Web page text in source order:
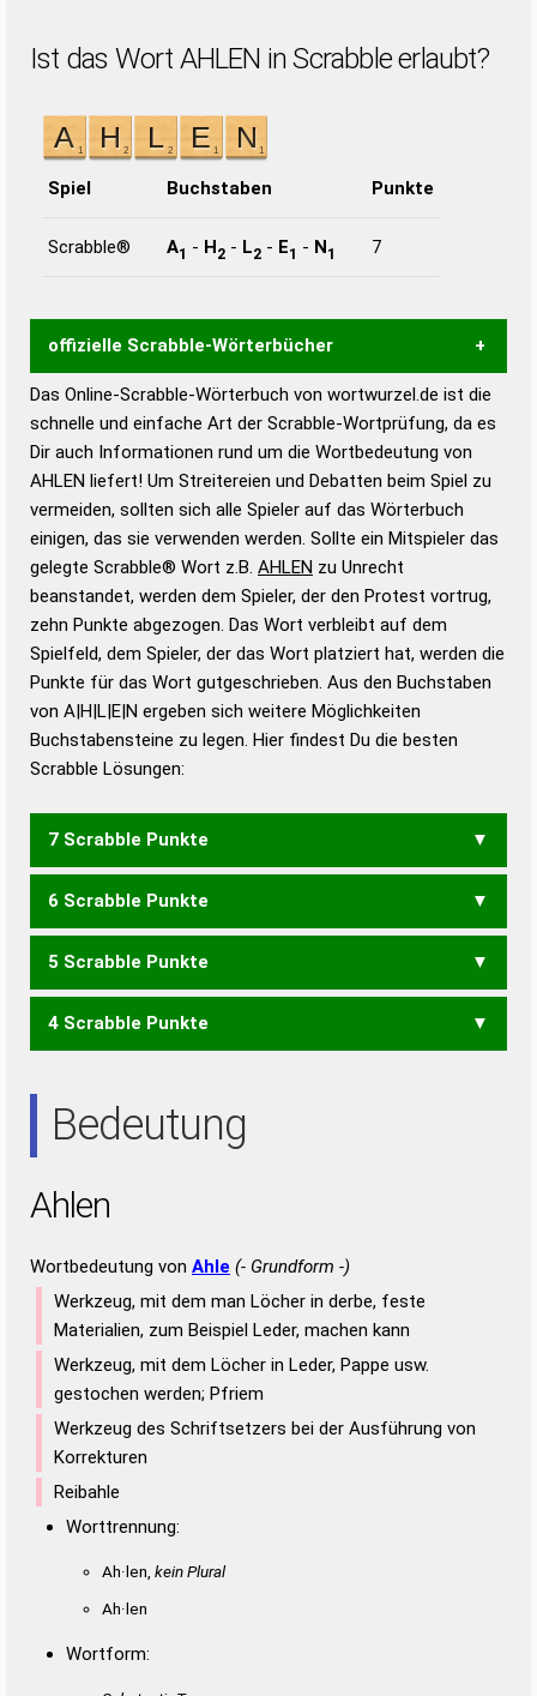
Ist das Wort AHLEN in Scrabble erlaubt?
Spiel Buchstaben Punkte
Scrabble® A1 - H2 - L2 - E1 - N1 7
offizielle Scrabble-Wörterbücher
Wortwurzel liefert mit Hilfe eines semantischen
Wortanalyse-Algorithmus gute Anhaltspunkte zu
Wortbedeutung, Worttrennung und Wortform, um die
Gültigkeit eines Wortes für das Scrabble-Spiel zu
bestimmen!
zugelassene Turnier Scrabble-
Wörterbücher sind:
Duden – Standardwerk in 12 Bänden
Duden – Richtiges und gutes
Deutsch
Duden – Die deutsche Grammatik
Duden – Deutsches
Das Online-Scrabble-Wörterbuch von wortwurzel.de ist die
schnelle und einfache Art der Scrabble-Wortprüfung, da es
Dir auch Informationen rund um die Wortbedeutung von
AHLEN liefert! Um Streitereien und Debatten beim Spiel zu
vermeiden, sollten sich alle Spieler auf das Wörterbuch
einigen, das sie verwenden werden. Sollte ein Mitspieler das
gelegte Scrabble® Wort z.B. AHLEN zu Unrecht
beanstandet, werden dem Spieler, der den Protest vortrug,
zehn Punkte abgezogen. Das Wort verbleibt auf dem
Spielfeld, dem Spieler, der das Wort platziert hat, werden die
Punkte für das Wort gutgeschrieben. Aus den Buchstaben
von A|H|L|E|N ergeben sich weitere Möglichkeiten
Buchstabensteine zu legen. Hier findest Du die besten
Scrabble Lösungen:
7 Scrabble Punkte
LAHNE
6 Scrabble Punkte
LAHN LEHN NEHL
5 Scrabble Punkte
AHNE ELAN NAHE
4 Scrabble Punkte
Bedeutung
Ahlen
Wortbedeutung von Ahle (- Grundform -)
Werkzeug, mit dem man Löcher in derbe, feste
Materialien, zum Beispiel Leder, machen kann
Werkzeug, mit dem Löcher in Leder, Pappe usw.
gestochen werden; Pfriem
Werkzeug des Schriftsetzers bei der Ausführung von
Korrekturen
Reibahle
Worttrennung:
Ah·len, kein Plural
Ah·len
Wortform: